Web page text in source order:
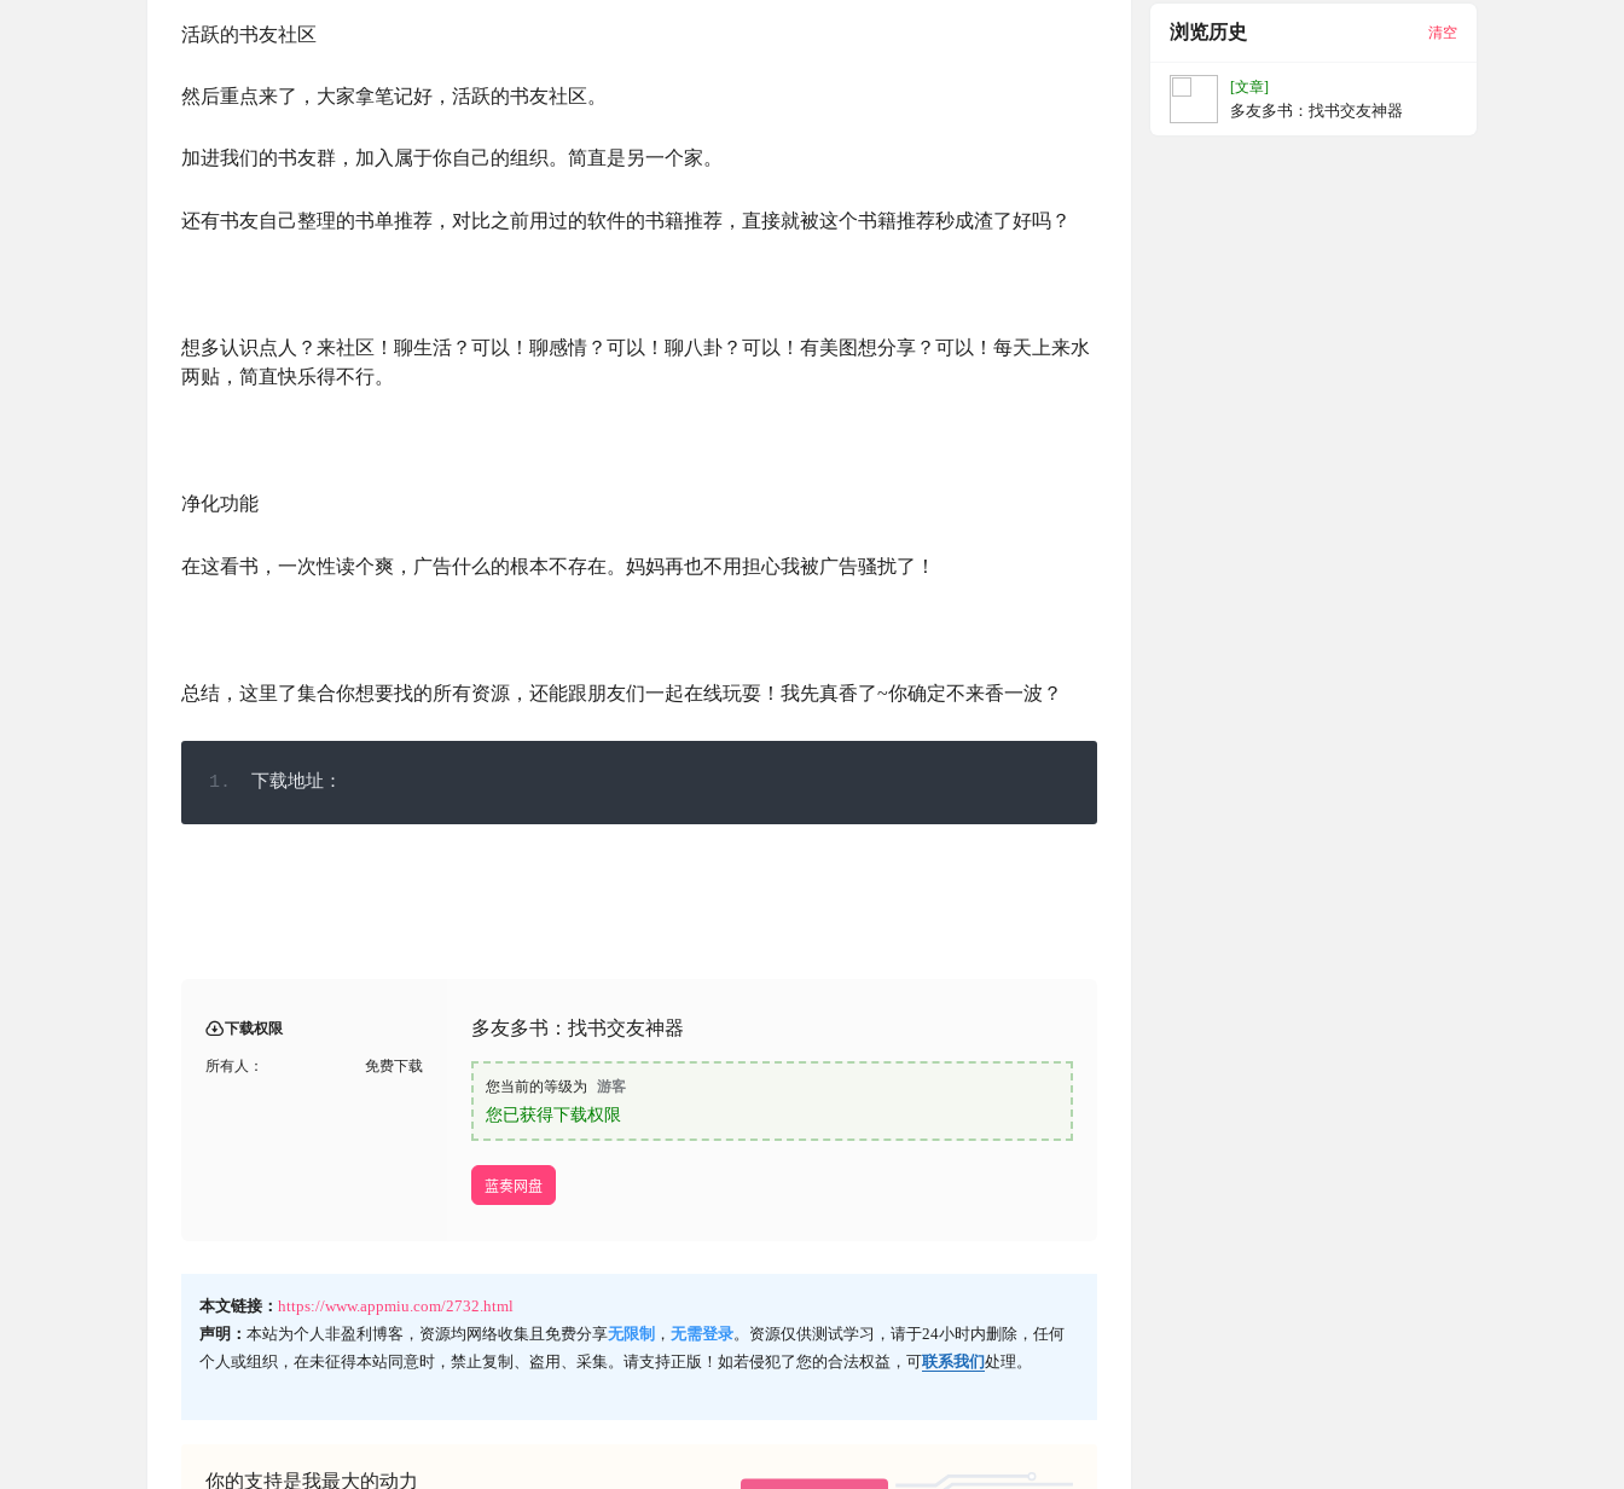
活跃的书友社区
然后重点来了，大家拿笔记好，活跃的书友社区。
加进我们的书友群，加入属于你自己的组织。简直是另一个家。
还有书友自己整理的书单推荐，对比之前用过的软件的书籍推荐，直接就被这个书籍推荐秒成渣了好吗？
想多认识点人？来社区！聊生活？可以！聊感情？可以！聊八卦？可以！有美图想分享？可以！每天上来水
两贴，简直快乐得不行。
净化功能
在这看书，一次性读个爽，广告什么的根本不存在。妈妈再也不用担心我被广告骚扰了！
总结，这里了集合你想要找的所有资源，还能跟朋友们一起在线玩耍！我先真香了~你确定不来香一波？
下载地址：
下载权限
所有人： 免费下载
多友多书：找书交友神器
您当前的等级为 游客
您已获得下载权限
蓝奏网盘
本文链接： https://www.appmiu.com/2732.html
声明： 本站为个人非盈利博客，资源均网络收集且免费分享无限制 ， 无需登录。资源仅供测试学习，请于24小时内删除，任何
个人或组织，在未征得本站同意时，禁止复制、盗用、采集。请支持正版！如若侵犯了您的合法权益，可联系我们处理。
你的支持是我最大的动力
浏览历史 清空
[文章]
多友多书：找书交友神器